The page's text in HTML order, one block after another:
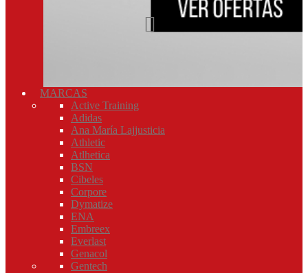
MARCAS
Active Training
Adidas
Ana María Lajjusticia
Athletic
Atlhetica
BSN
Cibeles
Corpore
Dymatize
ENA
Embreex
Everlast
Genacol
Gentech